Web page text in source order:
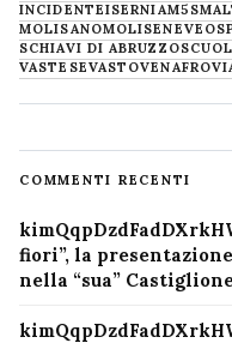
INCIDENTEISERNIAM5S
MOLISANOMOLISENEVE
SCHIAVI DI ABRUZZO
VASTESEVASTOVENAFRO
COMMENTI RECENTI
fiori”, la
nella “sua”